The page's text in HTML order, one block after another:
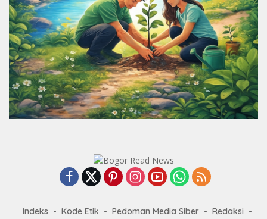
Indeks Kode Etik Pedoman Media Siber Redaksi